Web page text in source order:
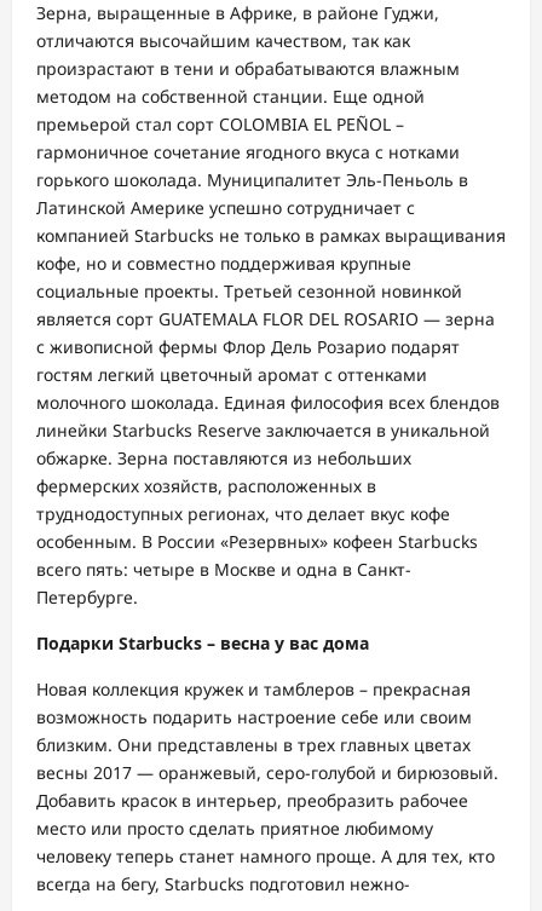
Зерна, выращенные в Африке, в районе Гуджи,
отличаются высочайшим качеством, так как
произрастают в тени и обрабатываются влажным
методом на собственной станции. Еще одной
премьерой стал сорт COLOMBIA EL PEÑOL –
гармоничное сочетание ягодного вкуса с нотками
горького шоколада. Муниципалитет Эль-Пеньоль в
Латинской Америке успешно сотрудничает с
компанией Starbucks не только в рамках выращивания
кофе, но и совместно поддерживая крупные
социальные проекты. Третьей сезонной новинкой
является сорт GUATEMALA FLOR DEL ROSARIO — зерна
с живописной фермы Флор Дель Розарио подарят
гостям легкий цветочный аромат с оттенками
молочного шоколада. Единая философия всех блендов
линейки Starbucks Reserve заключается в уникальной
обжарке. Зерна поставляются из небольших
фермерских хозяйств, расположенных в
труднодоступных регионах, что делает вкус кофе
особенным. В России «Резервных» кофеен Starbucks
всего пять: четыре в Москве и одна в Санкт-
Петербурге.
Подарки Starbucks – весна у вас дома
Новая коллекция кружек и тамблеров – прекрасная
возможность подарить настроение себе или своим
близким. Они представлены в трех главных цветах
весны 2017 — оранжевый, серо-голубой и бирюзовый.
Добавить красок в интерьер, преобразить рабочее
место или просто сделать приятное любимому
человеку теперь станет намного проще. А для тех, кто
всегда на бегу, Starbucks подготовил нежно-